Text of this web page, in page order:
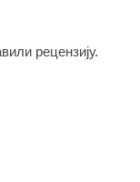
рецензију.